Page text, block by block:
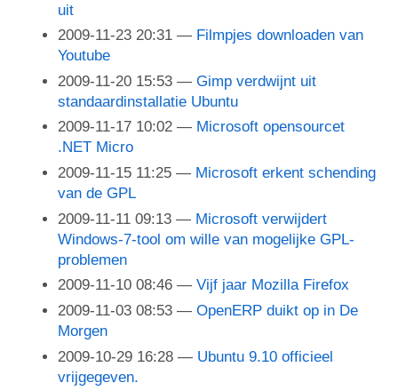
uit
2009-11-23 20:31
Filmpjes downloaden van
Youtube
2009-11-20 15:53
Gimp verdwijnt uit
standaardinstallatie Ubuntu
2009-11-17 10:02
Microsoft opensourcet
.NET Micro
2009-11-15 11:25
Microsoft erkent schending
van de GPL
2009-11-11 09:13
Microsoft verwijdert
Windows-7-tool om wille van mogelijke GPL-
problemen
2009-11-10 08:46
Vijf jaar Mozilla Firefox
2009-11-03 08:53
OpenERP duikt op in De
Morgen
2009-10-29 16:28
Ubuntu 9.10 officieel
vrijgegeven.